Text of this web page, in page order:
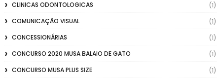
CLINICAS ODONTOLOGICAS
(1)
COMUNICAÇÃO VISUAL
(1)
CONCESSIONÁRIAS
(1)
CONCURSO 2020 MUSA BALAIO DE GATO
(1)
CONCURSO MUSA PLUS SIZE
(1)